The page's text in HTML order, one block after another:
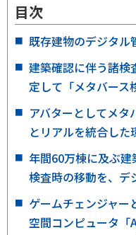
目次
既存建物のデジタル
建築確認に伴う諸検
定して「メタバース
アバターとしてメタ
とリアルを統合し
年間60万棟に及ぶ
検査時の移動を、デ
ゲームチェンジャー
空間コンピュータ「